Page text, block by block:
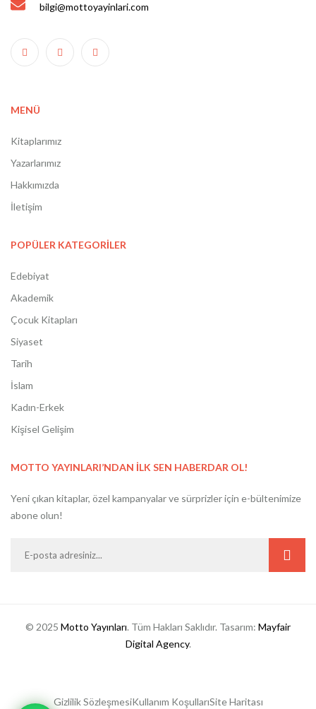
bilgi@mottoyayinlari.com
MENÜ
Kitaplarımız
Yazarlarımız
Hakkımızda
İletişim
POPÜLER KATEGORİLER
Edebiyat
Akademik
Çocuk Kitapları
Siyaset
Tarih
İslam
Kadın-Erkek
Kişisel Gelişim
MOTTO YAYINLARI’NDAN İLK SEN HABERDAR OL!
Yeni çıkan kitaplar, özel kampanyalar ve sürprizler için e-bültenimize
abone olun!
© 2025 Motto Yayınları. Tüm Hakları Saklıdır. Tasarım: Mayfair
Digital Agency.
Gizlilik SözleşmesiKullanım KoşullarıSite Haritası